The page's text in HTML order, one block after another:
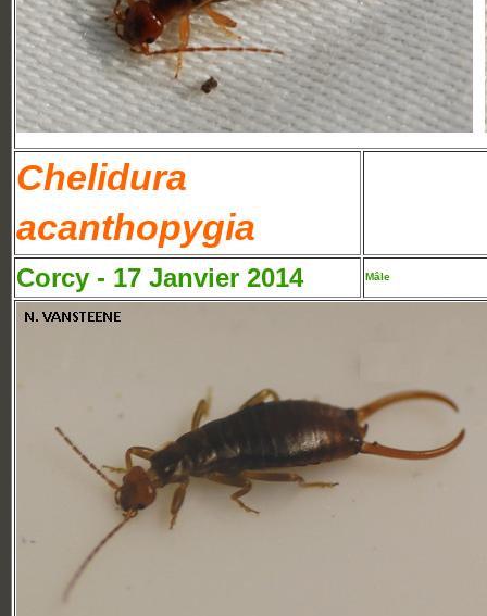
Chelidura
acanthopygia
Corcy - 17 Janvier 2014 Mâle